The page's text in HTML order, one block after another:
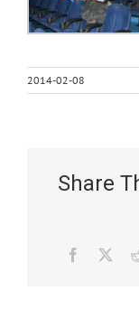
2014-02-08
Share
Facebook